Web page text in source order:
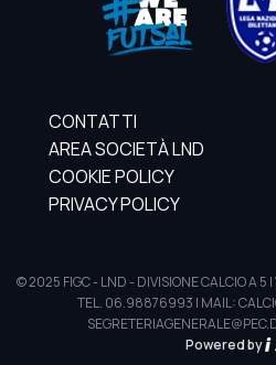
CONTATTI
AREA SOCIETÀ LND
COOKIE POLICY
PRIVACY POLICY
© 2025 FIGC - LND - DIVISIONE CALCIO A 5
TEL. 06.98876993 | MAIL:
Powered by